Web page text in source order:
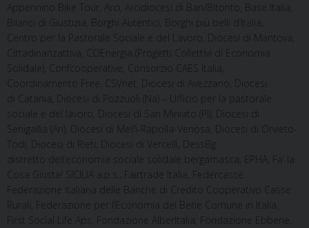
Appennino Bike Tour, Arci, Arcidiocesi di Bari/Bitonto, Base Italia,
Bilanci di Giustizia, Borghi Autentici, Borghi più belli d’Italia,
Centro per la Pastorale Sociale e del Lavoro, Diocesi di Mantova,
Cittadinanzattiva, COEnergia (Progetti Collettivi di Economia
Solidale), Confcooperative, Consorzio CAES Italia,
Coordinamento Free, CSVnet, Diocesi di Avezzano, Diocesi
di Catania, Diocesi di Pozzuoli (Na) – Ufficio per la pastorale
sociale e del lavoro, Diocesi di San Miniato (PI), Diocesi di
Senigallia (An), Diocesi di Melfi-Rapolla-Venosa, Diocesi di Orvieto-
Todi, Diocesi di Rieti, Diocesi di Vercelli, DessBg
distretto dell’economia sociale solidale bergamasca, EPHA, Fa’ la
Cosa Giusta! SICILIA a.p.s., Fairtrade Italia, Federcasse
Federazione italiana delle Banche di Credito Cooperativo Casse
Rurali, Federazione per l’Economia del Bene Comune in Italia,
First Social Life Aps, Fondazione AlberItalia, Fondazione Ebbene,